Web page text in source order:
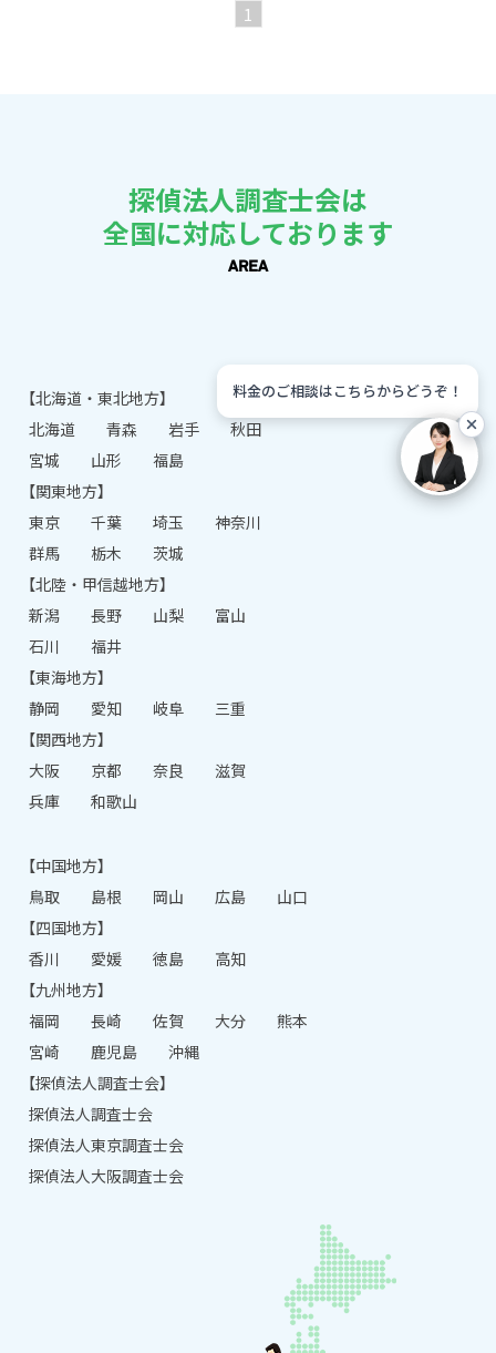
1
探偵法人調査士会は
全国に対応しております
AREA
【北海道・東北地方】
北海道
青森 岩手
秋田
宮城
山形
福島
【関東地方】
東京
千葉 埼玉
神奈川
群馬
栃木
茨城
【北陸・甲信越地方】
新潟
長野 山梨
富山
石川
福井
【東海地方】
静岡
愛知 岐阜
三重
【関西地方】
大阪
京都 奈良
滋賀
兵庫
和歌山
【中国地方】
鳥取
島根 岡山 広島
山口
【四国地方】
香川
愛媛 徳島
高知
【九州地方】
福岡
長崎 佐賀 大分
熊本
宮崎
鹿児島
沖縄
【探偵法人調査士会】
探偵法人調査士会
探偵法人東京調査士会
探偵法人大阪調査士会
料金のご相談はこちらからどうぞ！